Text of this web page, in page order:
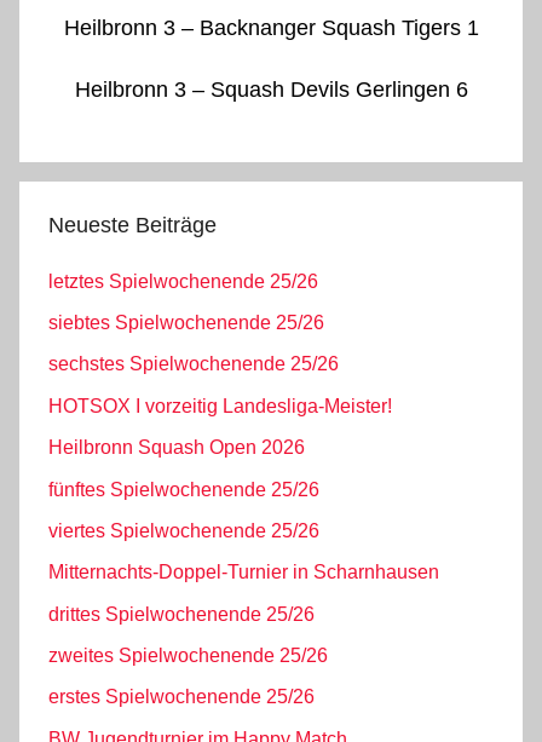
Heilbronn 3 – Backnanger Squash Tigers 1
Heilbronn 3 – Squash Devils Gerlingen 6
Neueste Beiträge
letztes Spielwochenende 25/26
siebtes Spielwochenende 25/26
sechstes Spielwochenende 25/26
HOTSOX I vorzeitig Landesliga-Meister!
Heilbronn Squash Open 2026
fünftes Spielwochenende 25/26
viertes Spielwochenende 25/26
Mitternachts-Doppel-Turnier in Scharnhausen
drittes Spielwochenende 25/26
zweites Spielwochenende 25/26
erstes Spielwochenende 25/26